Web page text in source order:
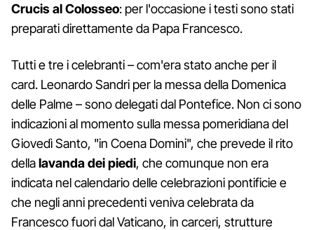
Crucis al Colosseo: per l'occasione i testi sono stati
preparati direttamente da Papa Francesco.
Tutti e tre i celebranti – com'era stato anche per il
card. Leonardo Sandri per la messa della Domenica
delle Palme – sono delegati dal Pontefice. Non ci sono
indicazioni al momento sulla messa pomeridiana del
Giovedì Santo, "in Coena Domini", che prevede il rito
dellalavandadeipiedi, che comunque non era
indicata nel calendario delle celebrazioni pontificie e
che negli anni precedenti veniva celebrata da
Francesco fuori dal Vaticano, in carceri, strutture